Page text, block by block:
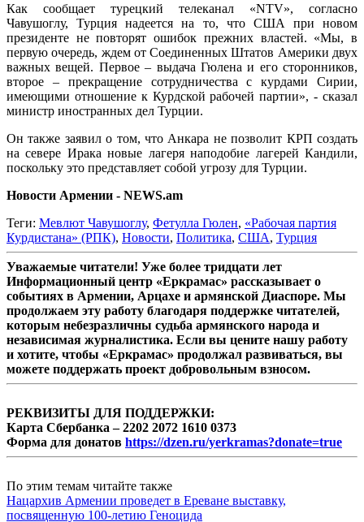
Как сообщает турецкий телеканал «NTV», согласно
Чавушоглу, Турция надеется на то, что США при новом
президенте не повторят ошибок прежних властей. «Мы, в
первую очередь, ждем от Соединенных Штатов Америки двух
важных вещей. Первое – выдача Гюлена и его сторонников,
второе – прекращение сотрудничества с курдами Сирии,
имеющими отношение к Курдской рабочей партии», - сказал
министр иностранных дел Турции.
Он также заявил о том, что Анкара не позволит КРП создать
на севере Ирака новые лагеря наподобие лагерей Кандили,
поскольку это представляет собой угрозу для Турции.
Новости Армении - NEWS.am
Теги: Мевлют Чавушоглу, Фетулла Гюлен, «Рабочая партия
Курдистана» (РПК), Новости, Политика, США, Турция
Уважаемые читатели! Уже более тридцати лет
Информационный центр «Еркрамас» рассказывает о
событиях в Армении, Арцахе и армянской Диаспоре. Мы
продолжаем эту работу благодаря поддержке читателей,
которым небезразличны судьба армянского народа и
независимая журналистика. Если вы цените нашу работу
и хотите, чтобы «Еркрамас» продолжал развиваться, вы
можете поддержать проект добровольным взносом.
РЕКВИЗИТЫ ДЛЯ ПОДДЕРЖКИ:
Карта Сбербанка – 2202 2072 1610 0373
Форма для донатов https://dzen.ru/yerkramas?donate=true
По этим темам читайте также
Нацархив Армении проведет в Ереване выставку,
посвященную 100-летию Геноцида